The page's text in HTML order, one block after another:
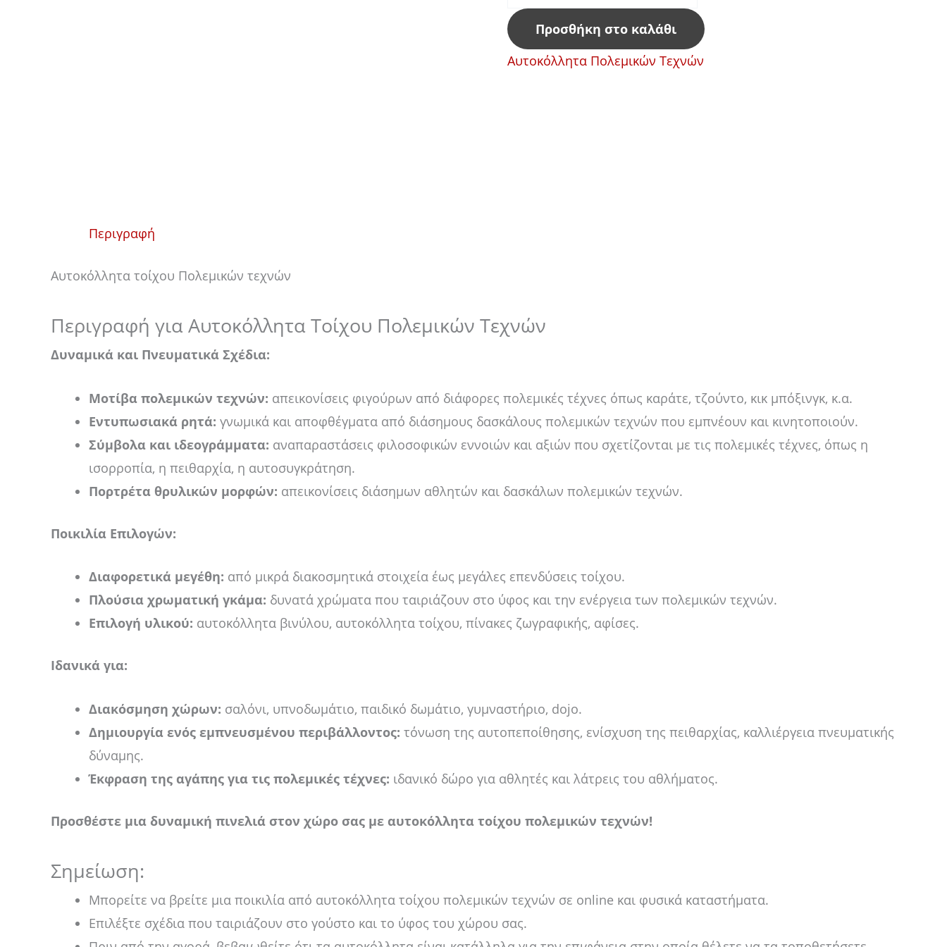
Προσθήκη στο καλάθι
Aυτοκόλλητα Πολεμικών Τεχνών
Περιγραφή
Αυτοκόλλητα τοίχου Πολεμικών τεχνών
Περιγραφή για Αυτοκόλλητα Τοίχου Πολεμικών Τεχνών
Δυναμικά και Πνευματικά Σχέδια:
Μοτίβα πολεμικών τεχνών: απεικονίσεις φιγούρων από διάφορες πολεμικές τέχνες όπως καράτε, τζούντο, κικ μπόξινγκ, κ.α.
Εντυπωσιακά ρητά: γνωμικά και αποφθέγματα από διάσημους δασκάλους πολεμικών τεχνών που εμπνέουν και κινητοποιούν.
Σύμβολα και ιδεογράμματα: αναπαραστάσεις φιλοσοφικών εννοιών και αξιών που σχετίζονται με τις πολεμικές τέχνες, όπως η
ισορροπία, η πειθαρχία, η αυτοσυγκράτηση.
Πορτρέτα θρυλικών μορφών: απεικονίσεις διάσημων αθλητών και δασκάλων πολεμικών τεχνών.
Ποικιλία Επιλογών:
Διαφορετικά μεγέθη: από μικρά διακοσμητικά στοιχεία έως μεγάλες επενδύσεις τοίχου.
Πλούσια χρωματική γκάμα: δυνατά χρώματα που ταιριάζουν στο ύφος και την ενέργεια των πολεμικών τεχνών.
Επιλογή υλικού: αυτοκόλλητα βινύλου, αυτοκόλλητα τοίχου, πίνακες ζωγραφικής, αφίσες.
Ιδανικά για:
Διακόσμηση χώρων: σαλόνι, υπνοδωμάτιο, παιδικό δωμάτιο, γυμναστήριο, dojo.
Δημιουργία ενός εμπνευσμένου περιβάλλοντος: τόνωση της αυτοπεποίθησης, ενίσχυση της πειθαρχίας, καλλιέργεια πνευματικής
δύναμης.
Έκφραση της αγάπης για τις πολεμικές τέχνες: ιδανικό δώρο για αθλητές και λάτρεις του αθλήματος.
Προσθέστε μια δυναμική πινελιά στον χώρο σας με αυτοκόλλητα τοίχου πολεμικών τεχνών!
Σημείωση:
Μπορείτε να βρείτε μια ποικιλία από αυτοκόλλητα τοίχου πολεμικών τεχνών σε online και φυσικά καταστήματα.
Επιλέξτε σχέδια που ταιριάζουν στο γούστο και το ύφος του χώρου σας.